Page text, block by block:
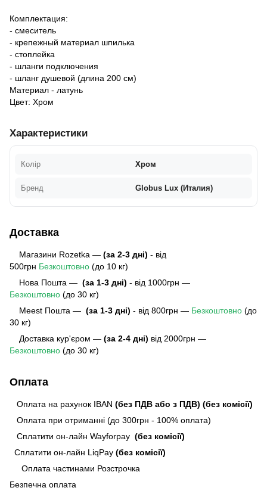
Комплектация:
- смеситель
- крепежный материал шпилька
- стоплейка
- шланги подключения
- шланг душевой (длина 200 см)
Материал - латунь
Цвет: Хром
Характеристики
Колір Хром
Бренд Globus Lux (Италия)
Доставка
Магазини Rozetka — (за 2-3 дні) - від
500грн Безкоштовно (до 10 кг)
Нова Пошта — (за 1-3 дні) - від 1000грн —
Безкоштовно (до 30 кг)
Meest Пошта — (за 1-3 дні) - від 800грн — Безкоштовно (до
30 кг)
Доставка кур'єром — (за 2-4 дні) від 2000грн —
Безкоштовно (до 30 кг)
Оплата
Оплата на рахунок IBAN (без ПДВ або з ПДВ) (без комісії)
Оплата при отриманні (до 300грн - 100% оплата)
Сплатити он-лайн Wayforpay (без комісії)
Сплатити он-лайн LiqPay (без комісії)
Оплата частинами Розстрочка
Безпечна оплата